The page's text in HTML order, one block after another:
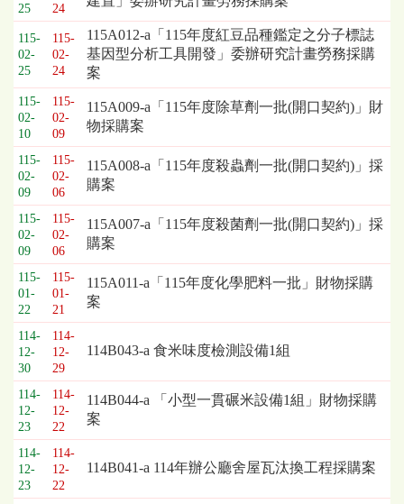
截
標
日
期、
公
告
事
項
25
24
115-
02-
25
115-
02-
24
115A012-a「115年度紅豆品種鑑定之分子標誌
基因型分析工具開發」委辦研究計畫勞務採購
案
115-
02-
10
115-
02-
09
115A009-a「115年度除草劑一批(開口契約)」財
物採購案
115-
02-
09
115-
02-
06
115A008-a「115年度殺蟲劑一批(開口契約)」採
購案
115-
02-
09
115-
02-
06
115A007-a「115年度殺菌劑一批(開口契約)」採
購案
115-
01-
22
115-
01-
21
115A011-a「115年度化學肥料一批」財物採購
案
114-
12-
30
114-
12-
29
114B043-a 食米味度檢測設備1組
114-
12-
23
114-
12-
22
114B044-a 「小型一貫碾米設備1組」財物採購
案
114-
12-
23
114-
12-
22
114B041-a 114年辦公廳舍屋瓦汰換工程採購案